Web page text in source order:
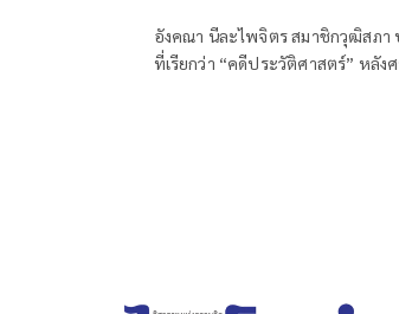
อังคณา นีละไพจิตร สมาชิกวุฒิสภา
ที่เรียกว่า “คดีประวัติศาสตร์” หลั